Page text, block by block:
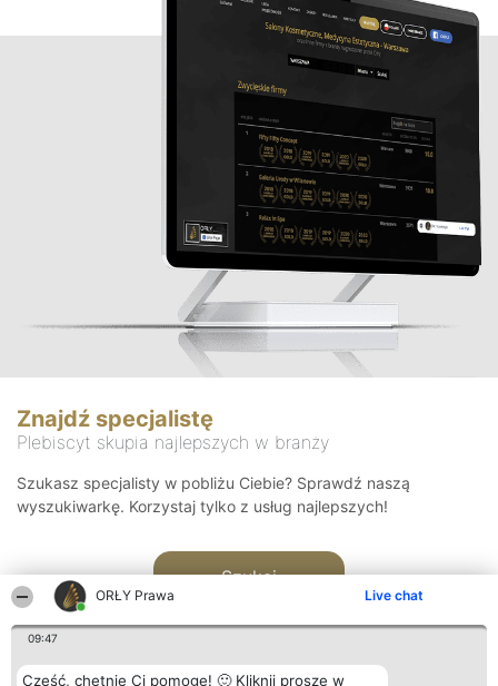
ORŁY Prawa Live chat
09:47
Cześć, chętnie Ci pomogę! 🙂 Kliknij proszę w
Znajdź specjalistę
Plebiscyt skupia najlepszych w branży
Szukasz specjalisty w pobliżu Ciebie? Sprawdź naszą
wyszukiwarkę. Korzystaj tylko z usług najlepszych!
Szukaj